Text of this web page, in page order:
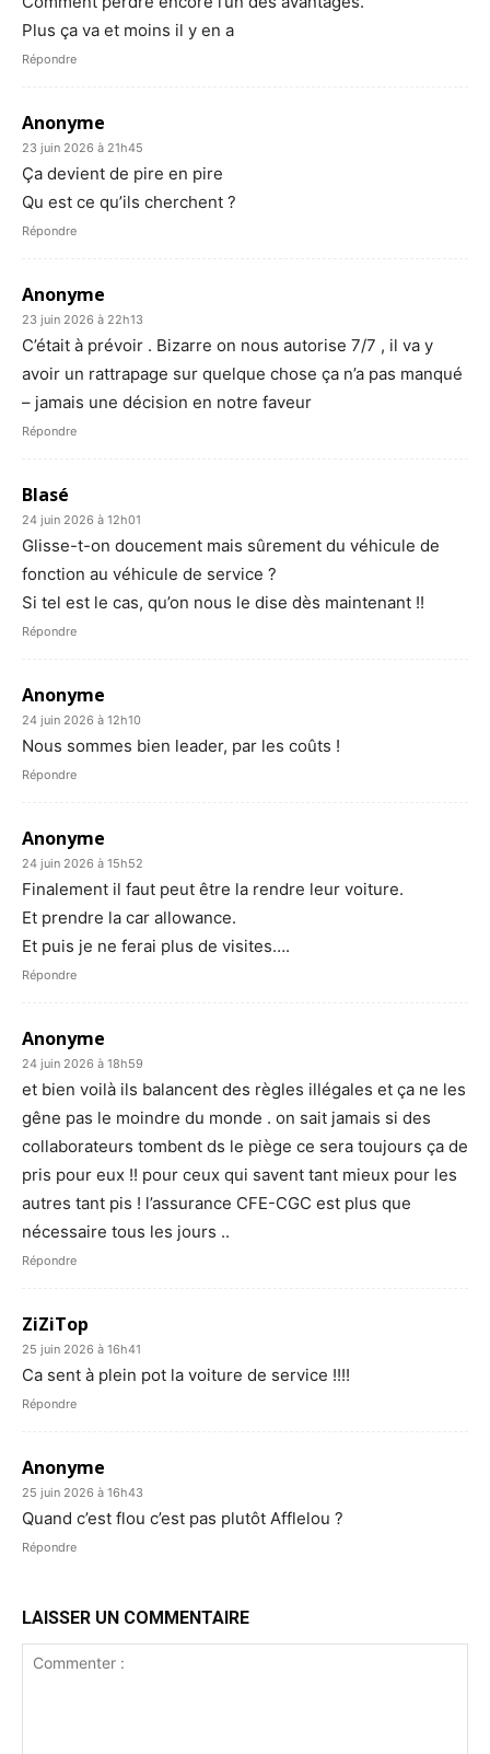
Plus ça va et moins il y en a
Répondre
Anonyme
23 juin 2026 à 21h45
Ça devient de pire en pire
Qu est ce qu’ils cherchent ?
Répondre
Anonyme
23 juin 2026 à 22h13
C’était à prévoir . Bizarre on nous autorise 7/7 , il va y
avoir un rattrapage sur quelque chose ça n’a pas manqué
– jamais une décision en notre faveur
Répondre
Blasé
24 juin 2026 à 12h01
Glisse-t-on doucement mais sûrement du véhicule de
fonction au véhicule de service ?
Si tel est le cas, qu’on nous le dise dès maintenant !!
Répondre
Anonyme
24 juin 2026 à 12h10
Nous sommes bien leader, par les coûts !
Répondre
Anonyme
24 juin 2026 à 15h52
Finalement il faut peut être la rendre leur voiture.
Et prendre la car allowance.
Et puis je ne ferai plus de visites….
Répondre
Anonyme
24 juin 2026 à 18h59
et bien voilà ils balancent des règles illégales et ça ne les
gêne pas le moindre du monde . on sait jamais si des
collaborateurs tombent ds le piège ce sera toujours ça de
pris pour eux !! pour ceux qui savent tant mieux pour les
autres tant pis ! l’assurance CFE-CGC est plus que
nécessaire tous les jours ..
Répondre
ZiZiTop
25 juin 2026 à 16h41
Ca sent à plein pot la voiture de service !!!!
Répondre
Anonyme
25 juin 2026 à 16h43
Quand c’est flou c’est pas plutôt Afflelou ?
Répondre
LAISSER UN COMMENTAIRE